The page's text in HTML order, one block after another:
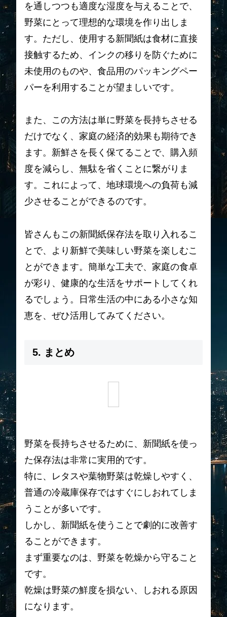
を通しつつも適度な湿度を与えることで、
野菜にとって理想的な環境を作り出しま
す。ただし、使用する新聞紙は食材に直接
接触するため、インクの移りを防ぐために
未使用のものや、食品用のパッキングペー
パーを利用することが望ましいです。
また、この方法は単に野菜を長持ちさせる
だけでなく、家庭の経済的効果も期待でき
ます。新鮮さを長く保てることで、購入頻
度を減らし、無駄を省くことに繋がりま
す。これによって、地球環境への負荷も減
少させることができるのです。
皆さんもこの新聞紙保存法を取り入れるこ
とで、より新鮮で美味しい野菜を楽しむこ
とができます。簡単な工夫で、家庭の食卓
が彩り、健康的な生活をサポートしてくれ
るでしょう。日常生活の中にある小さな知
恵を、ぜひ活用してみてください。
5. まとめ
野菜を長持ちさせるために、新聞紙を使っ
た保存法は非常に実用的です。
特に、レタスや葉物野菜は乾燥しやすく、
普通の冷蔵庫保存ではすぐにしおれてしま
うことが多いです。
しかし、新聞紙を使うことで劇的に改善す
ることができます。
まず重要なのは、野菜を乾燥から守ること
です。
乾燥は野菜の鮮度を損ない、しおれる原因
になります。